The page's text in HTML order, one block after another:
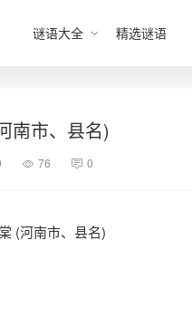
谜语大全 精选谜语
南市、县名)
76 0
(河南市、县名)